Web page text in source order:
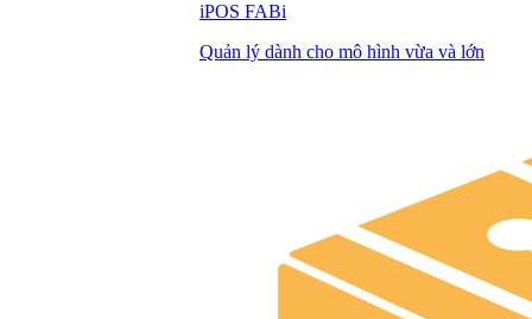
iPOS FABi
Quản lý dành cho mô hình vừa và lớn